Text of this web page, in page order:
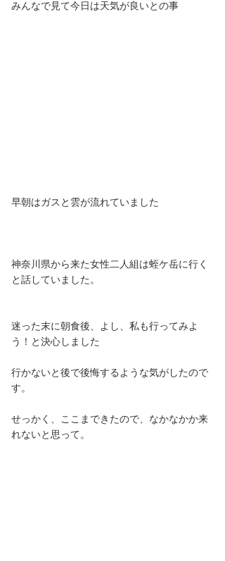
みんなで見て今日は天気が良いとの事
早朝はガスと雲が流れていました
神奈川県から来た女性二人組は蛭ケ岳に行く
と話していました。
迷った末に朝食後、よし、私も行ってみよ
う！と決心しました
行かないと後で後悔するような気がしたので
す。
せっかく、ここまできたので、なかなかか来
れないと思って。